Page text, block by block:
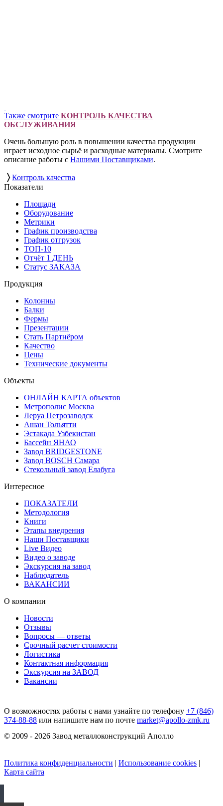
Также смотрите КОНТРОЛЬ КАЧЕСТВА
ОБСЛУЖИВАНИЯ
Очень большую роль в повышении качества продукции
играет исходное сырьё и расходные материалы. Смотрите
описание работы с Нашими Поставщиками.
〉 Контроль качества
Показатели
Площади
Оборудование
Метрики
График производства
График отгрузок
ТОП-10
Отчёт 1 ДЕНЬ
Статус ЗАКАЗА
Продукция
Колонны
Балки
Фермы
Презентации
Стать Партнёром
Качество
Цены
Технические документы
Объекты
ОНЛАЙН КАРТА объектов
Метрополис Москва
Леруа Петрозаводск
Ашан Тольятти
Эстакада Узбекистан
Бассейн ЯНАО
Завод BRIDGESTONE
Завод BOSCH Самара
Стекольный завод Елабуга
Интересное
ПОКАЗАТЕЛИ
Методология
Книги
Этапы внедрения
Наши Поставщики
Live Видео
Видео о заводе
Экскурсия на завод
Наблюдатель
ВАКАНСИИ
О компании
Новости
Отзывы
Вопросы — ответы
Срочный расчет стоимости
Логистика
Контактная информация
Экскурсия на ЗАВОД
Вакансии
О возможностях работы с нами узнайте по телефону +7 (846)
374-88-88 или напишите нам по почте market@apollo-zmk.ru
© 2009 - 2026 Завод металлоконструкций Аполло
Политика конфиденциальности | Использование cookies |
Карта сайта